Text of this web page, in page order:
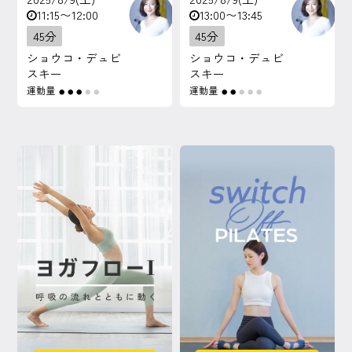
11:15〜12:00
45分
ショウコ・デュビ
スキー
運動量 ● ● ● ● ●
13:00〜13:45
45分
ショウコ・デュビ
スキー
運動量 ● ● ● ● ●